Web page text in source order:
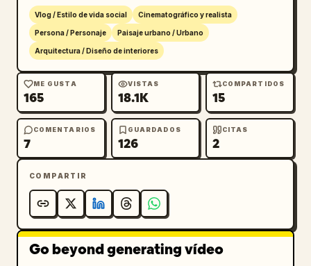
LOOK 4:
Top corto negro sin mangas con jeans azules.
Todos los atuendos deben permanecer
físicamente precisos con movimiento de tela
realista y continuidad.
[00:00-00:02]
Primer plano EXTREMO tipo selfie junto al Big
Ben. La chica, vistiendo el vestido de verano
blanco sin mangas con estampado floral,
susurra suavemente al micrófono en japonés:
「ねぇ… ロンドン、一緒に旅しよ？」
("Oye… ¿exploramos Londres juntos?")
Susurro ASMR suave, cabello moviéndose
Vlog / Estilo de vida social Cinematográfico y realista
Persona / Personaje Paisaje urbano / Urbano
Arquitectura / Diseño de interiores
ME GUSTA
165
VISTAS
18.1K
COMPARTIDOS
15
COMENTARIOS
7
GUARDADOS
126
CITAS
2
COMPARTIR
Go beyond generating vídeo